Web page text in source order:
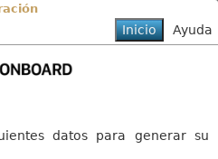
datos para generar su